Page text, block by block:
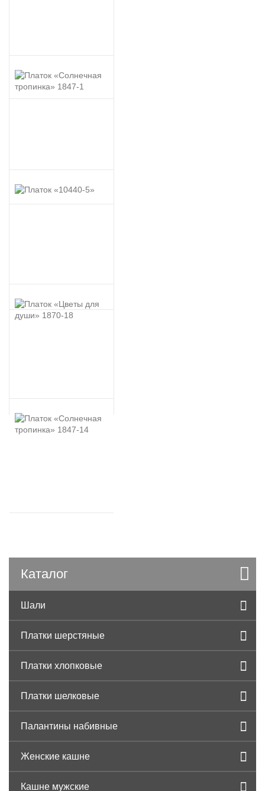
Каталог
Шали
Платки шерстяные
Платки хлопковые
Платки шелковые
Палантины набивные
Женские кашне
Кашне мужские